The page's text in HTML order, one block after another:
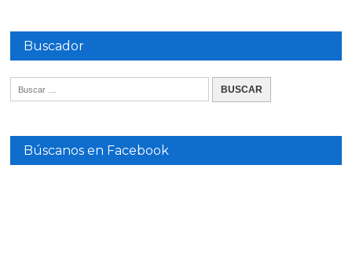
Buscador
Búscanos en Facebook